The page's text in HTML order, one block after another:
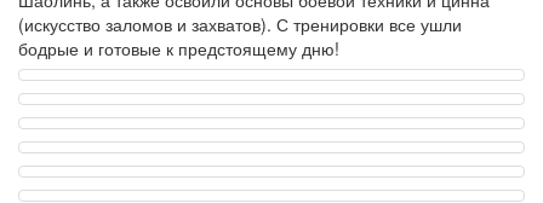
(искусство заломов и захватов). С тренировки все ушли
бодрые и готовые к предстоящему дню!